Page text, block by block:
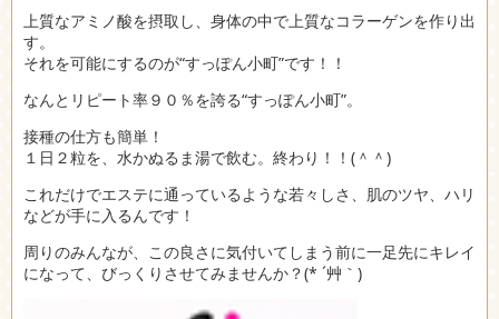
上質なアミノ酸を摂取し、身体の中で上質なコラーゲンを作り出
す。
それを可能にするのが“すっぽん小町”です！！
なんとリピート率９０％を誇る“すっぽん小町”。
接種の仕方も簡単！
１日２粒を、水かぬるま湯で飲む。終わり！！(＾＾)
これだけでエステに通っているような若々しさ、肌のツヤ、ハリ
などが手に入るんです！
周りのみんなが、この良さに気付いてしまう前に一足先にキレイ
になって、びっくりさせてみませんか？(* ´艸｀)